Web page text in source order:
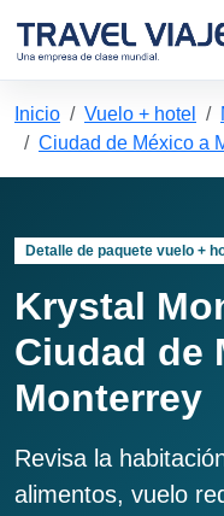
Inicio Vuelo + hotel
Ciudad de México a
Detalle de paquete vuelo +
Krystal
Ciudad de
Monterrey
Revisa la
alimentos, vuelo